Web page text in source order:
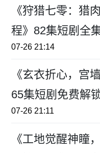
《狩猎七零：猎
程》82集短剧全
07-26 21:14
《玄衣折心，宫
65集短剧免费解
07-26 21:11
《工地觉醒神瞳